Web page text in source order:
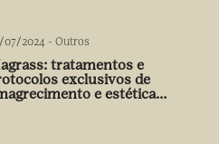
07/2024 - Outros
tratamentos e
exclusivos de
e estética